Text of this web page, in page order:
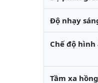
Độ nhạy
Chế độ hình
Tầm xa